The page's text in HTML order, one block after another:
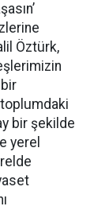
Öztürk,
bir şekilde
yerel